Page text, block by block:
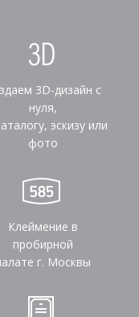
3D-дизайн с
нуля,
эскизу или
фото
Клеймение в
пробирной
г. Москвы